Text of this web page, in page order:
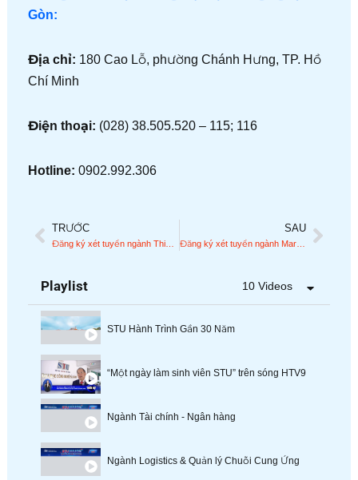
Gòn:
Địa chỉ: 180 Cao Lỗ, phường Chánh Hưng, TP. Hồ
Chí Minh
Điện thoại: (028) 38.505.520 – 115; 116
Hotline: 0902.992.306
Prev
TRƯỚC SAU
Đăng ký xét tuyển ngành Marketing tại STU năm 2026 Next
Playlist 10 Videos
STU Hành Trình Gần 30 Năm
“Một ngày làm sinh viên STU” trên sóng HTV9
Ngành Tài chính - Ngân hàng
Ngành Logistics & Quản lý Chuỗi Cung Ứng